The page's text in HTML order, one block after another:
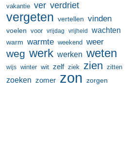
vakantie ver verdriet
vergeten vertellen vinden
voelen voor vrijdag vrijheid wachten
warm warmte weekend weer
weg werk werken weten
wijs winter wit zelf ziek zien zitten
zoeken zomer zon zorgen